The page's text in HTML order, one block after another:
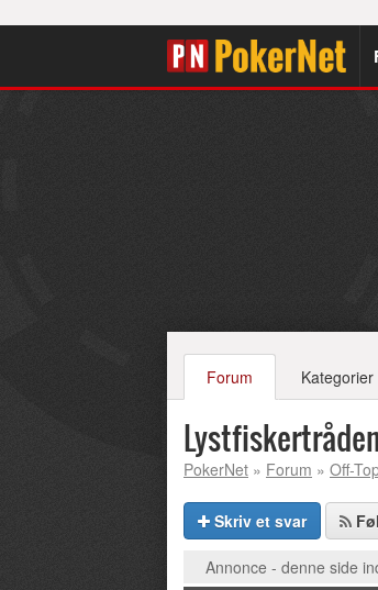
Forum Kategorier
PokerNet » Forum » Off-
Skriv et svar
Annonce - denne side